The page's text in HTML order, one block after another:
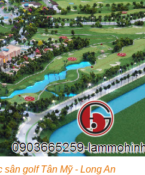
sân golf Tân Mỹ - Long An